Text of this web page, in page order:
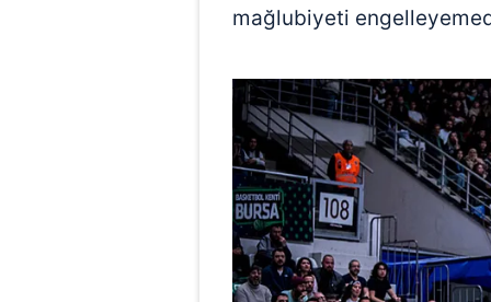
mağlubiyeti